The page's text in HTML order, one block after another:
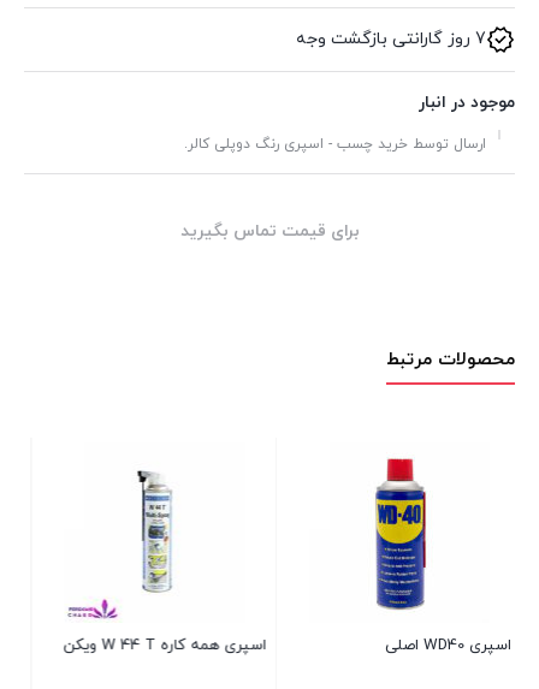
7 روز گارانتی بازگشت وجه
موجود در انبار
ارسال توسط خرید چسب - اسپری رنگ دوپلی کالر.
برای قیمت تماس بگیرید
محصولات مرتبط
اسپری همه کاره W 44 T ویکن شامپو بدنه خودرو